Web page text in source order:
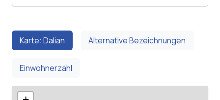
Karte: Dalian Alternative Bezeichnungen
Einwohnerzahl